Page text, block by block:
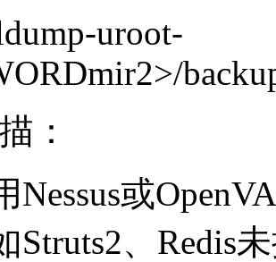
uroot-
：
Nessus或
Struts2、Redis